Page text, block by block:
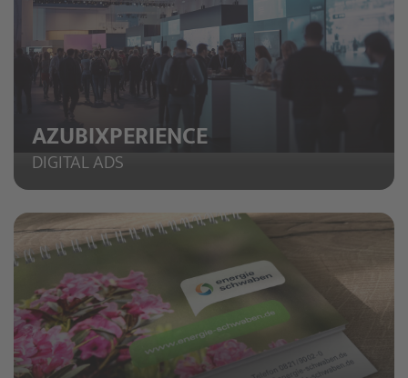
AZUBIXPERIENCE
DIGITAL ADS